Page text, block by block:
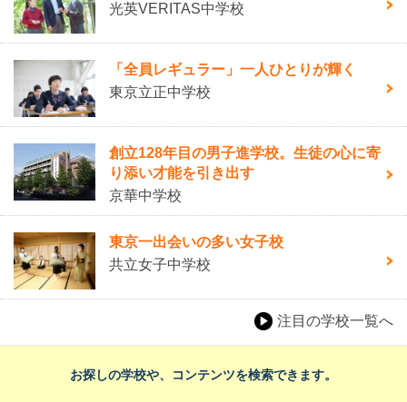
光英VERITAS中学校
「全員レギュラー」一人ひとりが輝く
東京立正中学校
創立128年目の男子進学校。生徒の心に寄
り添い才能を引き出す
京華中学校
東京一出会いの多い女子校
共立女子中学校
注目の学校一覧へ
お探しの学校や、コンテンツを検索できます。